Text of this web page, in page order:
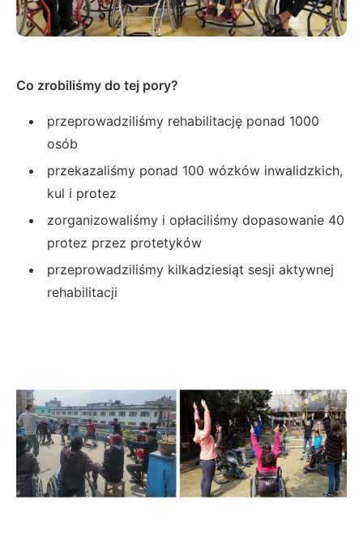
Co zrobiliśmy do tej pory?
przeprowadziliśmy rehabilitację ponad 1000
osób
przekazaliśmy ponad 100 wózków inwalidzkich,
kul i protez
zorganizowaliśmy i opłaciliśmy dopasowanie 40
protez przez protetyków
przeprowadziliśmy kilkadziesiąt sesji aktywnej
rehabilitacji